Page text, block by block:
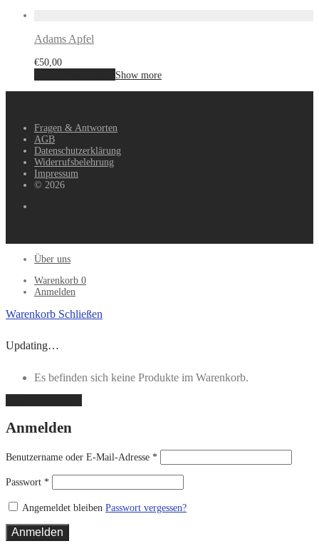
Adams Apfel
€50,00
Show more
Fragen & Antworten
AGB
Datenschutzerklärung
Widerrufsbelehrung
Impressum
© 2026
Über uns
Warenkorb 0
Anmelden
Warenkorb Schließen
Updating…
Es befinden sich keine Produkte im Warenkorb.
Anmelden
Benutzername oder E-Mail-Adresse *
Passwort *
Angemeldet bleiben Passwort vergessen?
Anmelden